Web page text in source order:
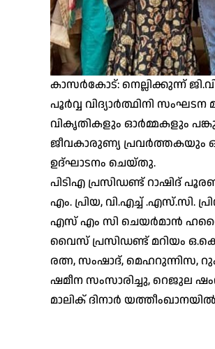
കാസർകോട്: നെല്ലിക്കുന്ന്
പൂർവ്വ വിദ്യാർത്ഥിനി
വികൃതികളും ഓർമ്മകളും
ജീവകാരുണ്യ പ്രവർത്തകയും
ഉദ്ഘാടനം ചെയ്തു.
പിടിഎ പ്രസിഡണ്ട് റാഷിദ്
എം. പ്രിയ, വി.എച്ച് .എസ്.സി.
എസ് എം സി ചെയർമാൻ
വൈസ് പ്രസിഡണ്ട് മറിയം
രത്ന, സംഷാദ്, മെഹറുന്നിസ,
ഷമീന സംസാരിച്ചു, റെജുല
മാലിക് ദിനാർ